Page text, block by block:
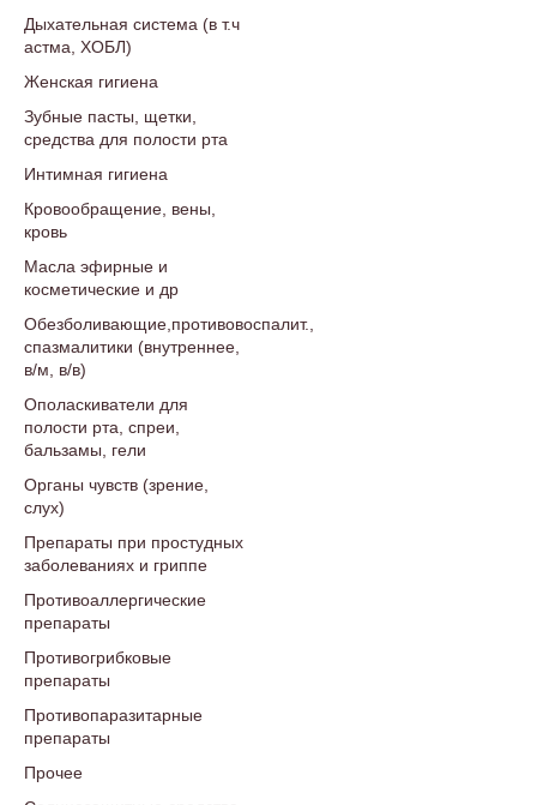
Дыхательная система (в т.ч
астма, ХОБЛ)
Женская гигиена
Зубные пасты, щетки,
средства для полости рта
Интимная гигиена
Кровообращение, вены,
кровь
Масла эфирные и
косметические и др
Обезболивающие,противовоспалит.,
спазмалитики (внутреннее,
в/м, в/в)
Ополаскиватели для
полости рта, спреи,
бальзамы, гели
Органы чувств (зрение,
слух)
Препараты при простудных
заболеваниях и гриппе
Противоаллергические
препараты
Противогрибковые
препараты
Противопаразитарные
препараты
Прочее